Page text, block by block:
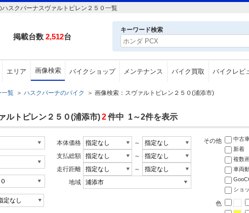
スクバーナスヴァルトピレン２５０一覧
掲載台数 2,512台
キーワード検索
エリア 画像検索 バイクショップ メンテナンス バイク買取 バイクレビ
一覧 ＞ ハスクバーナのバイク ＞ 画像検索：スヴァルトピレン２５０(浦添市)
ルトピレン２５０(浦添市)2件中 1～2件を表示
本体価格
～
支払総額
～
走行距離
～
地域
その他 中古
新着
複数
車両
ショ
色